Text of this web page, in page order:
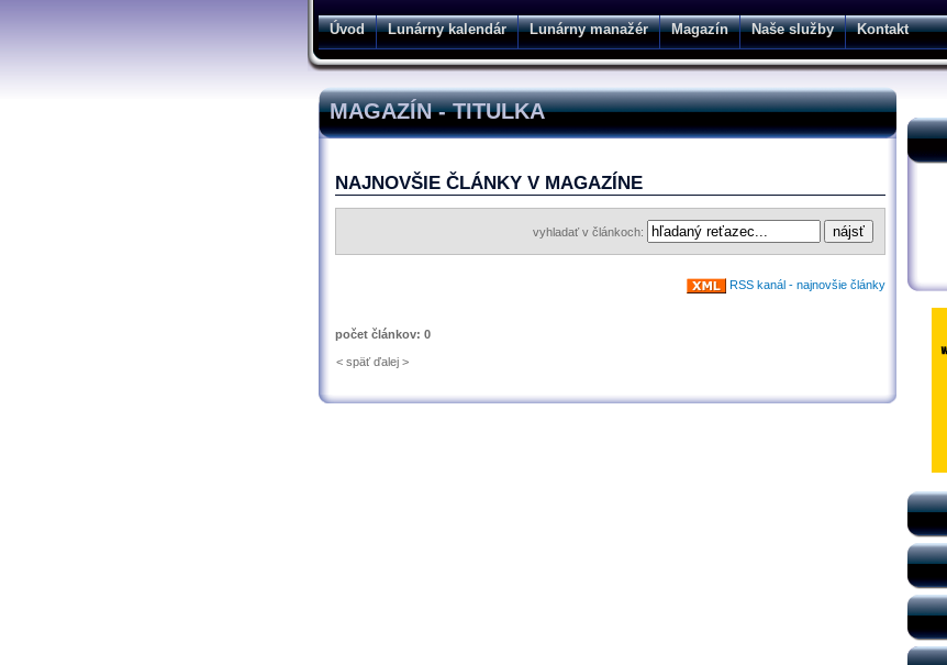
Úvod Lunárny kalendár Lunárny manažér Magazín Naše služby Kontakt
MAGAZÍN - TITULKA
NAJNOVŠIE ČLÁNKY V MAGAZÍNE
vyhladať v článkoch:
RSS kanál - najnovšie články
počet článkov: 0
< späť ďalej >